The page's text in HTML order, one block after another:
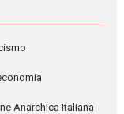
Anarchica Italiana